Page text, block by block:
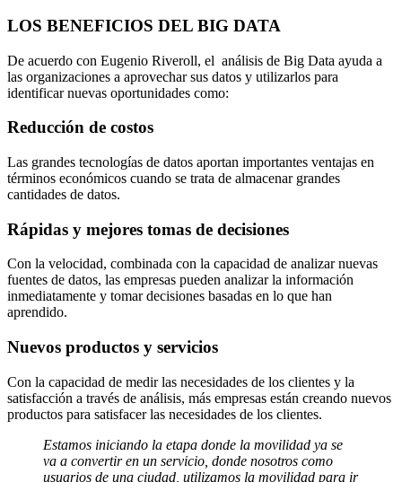
LOS BENEFICIOS DEL BIG DATA
De acuerdo con Eugenio Riveroll, el análisis de Big Data ayuda a
las organizaciones a aprovechar sus datos y utilizarlos para
identificar nuevas oportunidades como:
Reducción de costos
Las grandes tecnologías de datos aportan importantes ventajas en
términos económicos cuando se trata de almacenar grandes
cantidades de datos.
Rápidas y mejores tomas de decisiones
Con la velocidad, combinada con la capacidad de analizar nuevas
fuentes de datos, las empresas pueden analizar la información
inmediatamente y tomar decisiones basadas en lo que han
aprendido.
Nuevos productos y servicios
Con la capacidad de medir las necesidades de los clientes y la
satisfacción a través de análisis, más empresas están creando nuevos
productos para satisfacer las necesidades de los clientes.
Estamos iniciando la etapa donde la movilidad ya se
va a convertir en un servicio, donde nosotros como
usuarios de una ciudad, utilizamos la movilidad para ir